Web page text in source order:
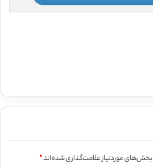
بخش‌های موردنیاز علامت‌گذاری شده‌اند*